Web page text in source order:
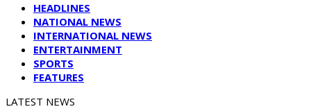
HEADLINES
NATIONAL NEWS
INTERNATIONAL NEWS
ENTERTAINMENT
SPORTS
FEATURES
LATEST NEWS